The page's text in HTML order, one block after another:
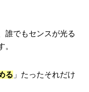
誰でもセンスが光る
。
る 」たったそれだけ